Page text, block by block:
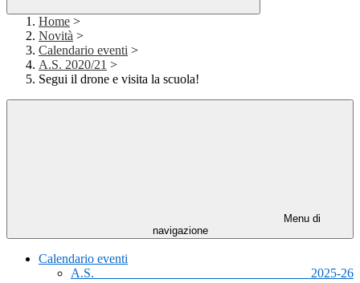
Home >
Novità >
Calendario eventi >
A.S. 2020/21 >
Segui il drone e visita la scuola!
Menu di
navigazione
Calendario eventi
A.S. 2025-26